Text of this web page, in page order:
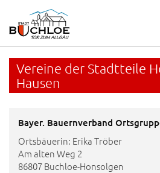
Vereine der Stadtteile
Hausen
Bayer. Bauernverband
Ortsbäuerin: Erika Tröber
Am alten Weg 2
86807 Buchloe-Honsolgen